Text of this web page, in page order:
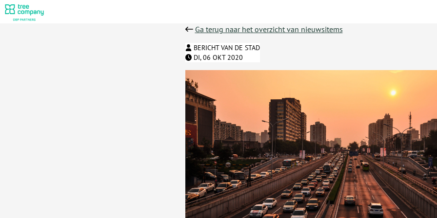
Ga terug naar het overzicht van nieuwsitems
BERICHT VAN DE STAD
DI, 06 OKT 2020